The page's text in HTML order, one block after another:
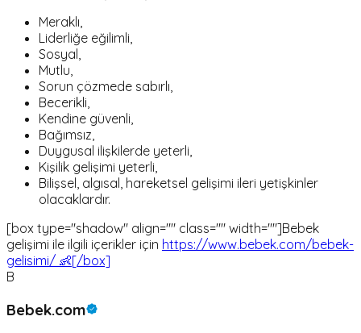
Meraklı,
Liderliğe eğilimli,
Sosyal,
Mutlu,
Sorun çözmede sabırlı,
Becerikli,
Kendine güvenli,
Bağımsız,
Duygusal ilişkilerde yeterli,
Kişilik gelişimi yeterli,
Bilişsel, algısal, hareketsel gelişimi ileri yetişkinler
olacaklardır.
[box type="shadow" align="" class="" width=""]Bebek
gelişimi ile ilgili içerikler için https://www.bebek.com/bebek-
gelisimi/ 👶[/box]
B
Bebek.com